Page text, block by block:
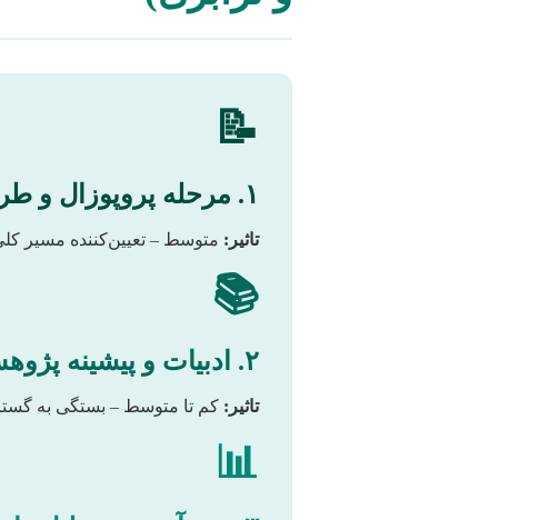
📝
۱. مرحله پروپوزال و طراحی
تاثیر: متوسط – تعیین‌کننده مسیر
📚
۲. ادبیات و پیشینه پژوهش
تاثیر: کم تا متوسط – بستگی به
📊